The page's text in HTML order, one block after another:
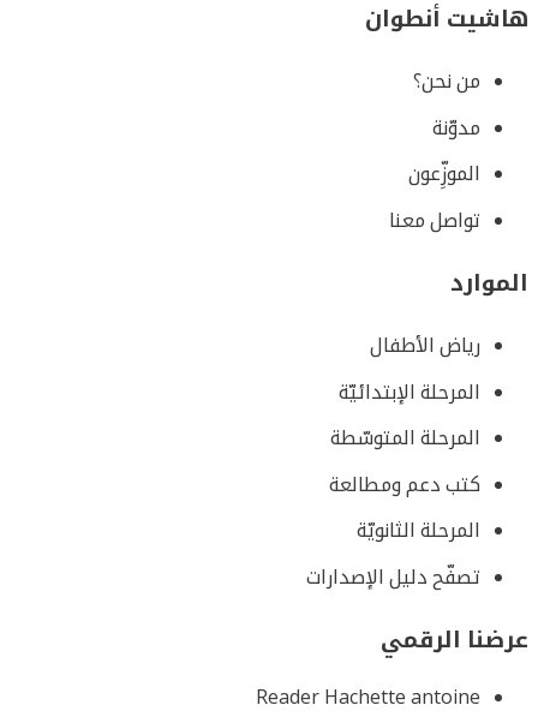
هاشيت أنطوان
من نحن؟
مدوّنة
الموزِّعون
تواصل معنا
الموارد
رياض الأطفال
المرحلة الإبتدائيّة
المرحلة المتوسّطة
كتب دعم ومطالعة
المرحلة الثانويّة
تصفّح دليل الإصدارات
عرضنا الرقمي
Reader Hachette antoine